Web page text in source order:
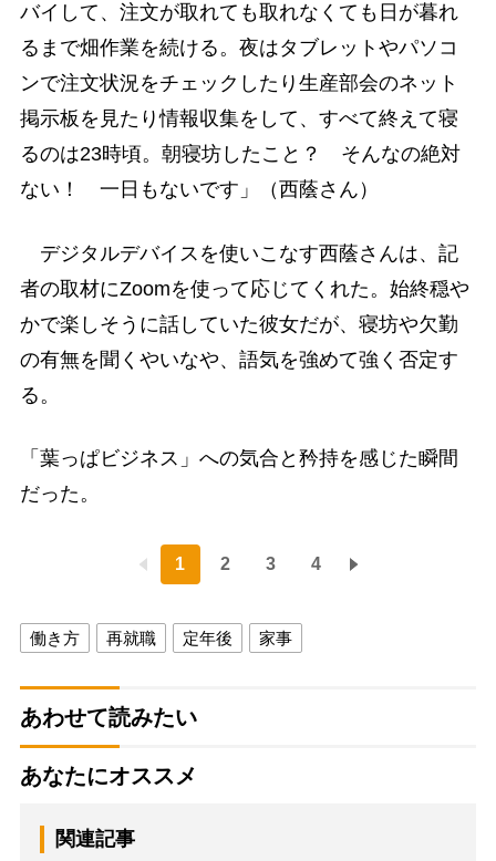
バイして、注文が取れても取れなくても日が暮れ
るまで畑作業を続ける。夜はタブレットやパソコ
ンで注文状況をチェックしたり生産部会のネット
掲示板を見たり情報収集をして、すべて終えて寝
るのは23時頃。朝寝坊したこと？ そんなの絶対
ない！ 一日もないです」（西蔭さん）
デジタルデバイスを使いこなす西蔭さんは、記
者の取材にZoomを使って応じてくれた。始終穏や
かで楽しそうに話していた彼女だが、寝坊や欠勤
の有無を聞くやいなや、語気を強めて強く否定す
る。
「葉っぱビジネス」への気合と矜持を感じた瞬間
だった。
1 2 3 4
働き方 再就職 定年後 家事
あわせて読みたい
あなたにオススメ
関連記事